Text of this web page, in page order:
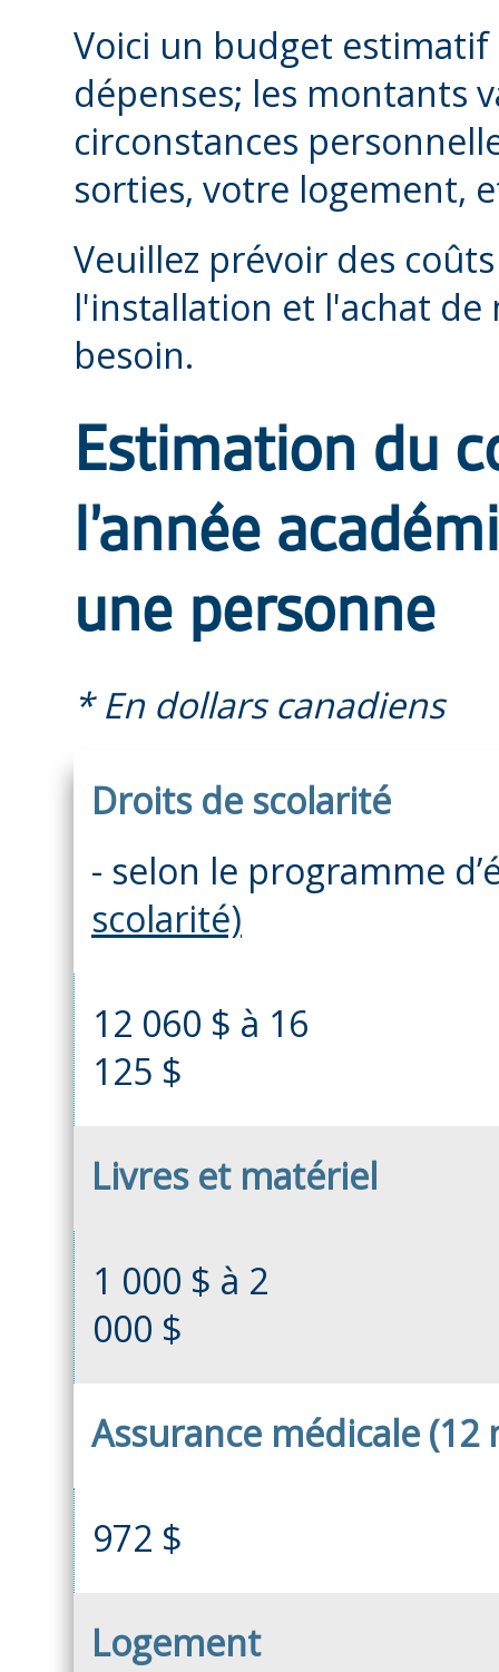
Voici un budget
dépenses; les montants
circonstances
sorties, votre logement,
Veuillez prévoir des
l'installation et l'achat
besoin.
Estimation du
l’année
une personne
* En dollars canadiens
Droits de scolarité
- selon le programme
scolarité)
12 060 $ à 16
125 $
Livres et matériel
1 000 $ à 2
000 $
Assurance médicale (12
972 $
Logement